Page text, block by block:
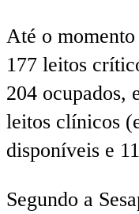
Até o momento
177 leitos
204 ocupados,
leitos clínicos
disponíveis e
Segundo a